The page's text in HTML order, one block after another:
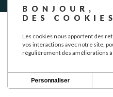
BONJOUR,
DES
Les cookies nous apportent des
vos interactions avec notre site,
régulièrement des améliorations
Personnaliser